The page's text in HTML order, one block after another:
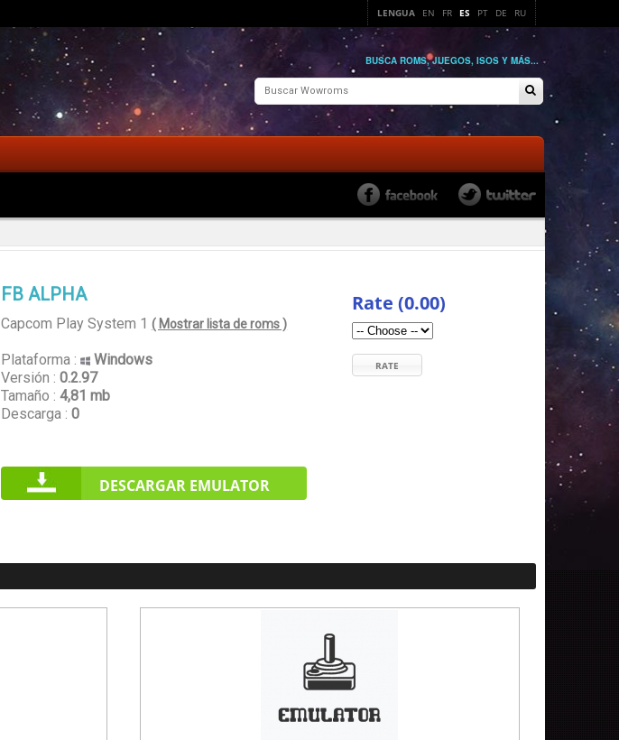
LENGUA EN FR ES PT DE RU
BUSCA ROMS, JUEGOS, ISOS Y MÁS...
FB ALPHA
Capcom Play System 1 ( Mostrar lista de roms )
Plataforma :
Windows
Versión : 0.2.97
Tamaño : 4,81 mb
Descarga : 0
DESCARGAR EMULATOR
Rate (0.00)
RATE